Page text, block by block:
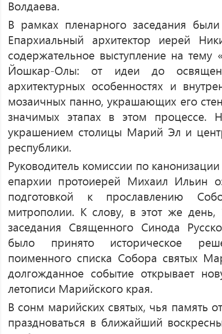
Волдаева.
В рамках пленарного заседания
Епархиальный архитектор иерей
содержательное выступление на тему
Йошкар-Олы: от идеи до
архитектурных особенностях и
мозаичных панно, украшающих его
значимых этапах в этом процессе.
украшением столицы Марий Эл и
республики.
Руководитель комиссии по
епархии протоиерей Михаил Ильин
подготовкой к прославлению
митрополии. К слову, в этот же
заседания Священного Синода
было принято историческое
поименного списка Собора святых
долгожданное событие открывает
летописи Марийского края.
В сонм марийских святых, чья память
праздноваться в ближайший